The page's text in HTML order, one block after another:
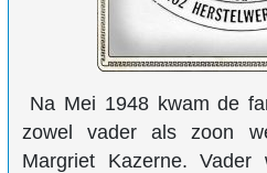
Na Mei 1948 kwam de
zowel vader als zoon
Margriet Kazerne.